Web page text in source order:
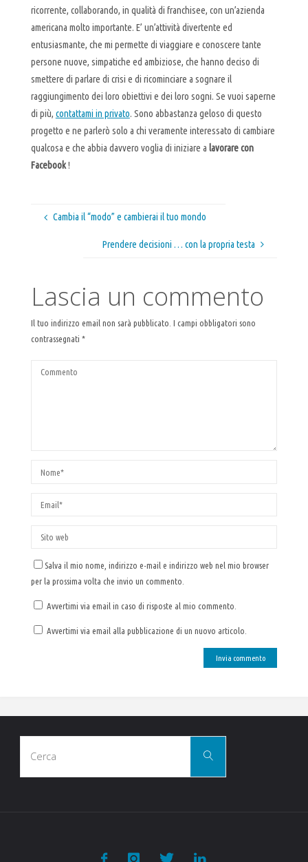
ricorrente, collaborando, in qualità di franchisee, con un’azienda
americana molto importante. E’ un’attività divertente ed
entusiasmante, che mi permette di viaggiare e conoscere tante
persone nuove, simpatiche ed ambiziose, che hanno deciso di
smettere di parlare di crisi e di ricominciare a sognare il
raggiungimento dei loro obiettivi e dei loro sogni. Se vuoi saperne
di più, contattami in privato. Sono abbastanza geloso di questo
progetto e ne parlerò solo a chi veramente interessato di cambiare
qualcosa e che abbia davvero voglia di iniziare a lavorare con
Facebook!
Cambia il “modo” e cambierai il tuo mondo
Prendere decisioni … con la propria testa
Lascia un commento
Il tuo indirizzo email non sarà pubblicato. I campi obbligatori sono
contrassegnati *
Salva il mio nome, indirizzo e-mail e indirizzo web nel mio browser
per la prossima volta che invio un commento.
Avvertimi via email in caso di risposte al mio commento.
Avvertimi via email alla pubblicazione di un nuovo articolo.
Cerca